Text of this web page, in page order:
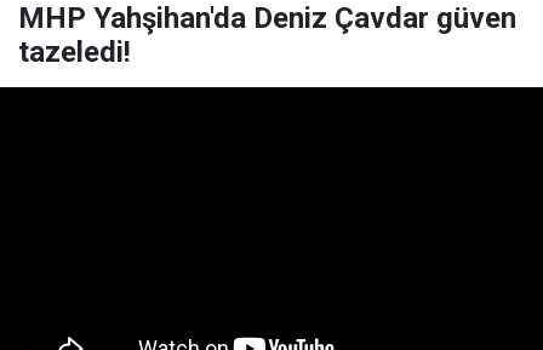
MHP Yahşihan'da Deniz Çavdar güven
tazeledi!